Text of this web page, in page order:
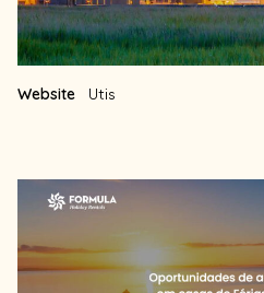
Website Utis